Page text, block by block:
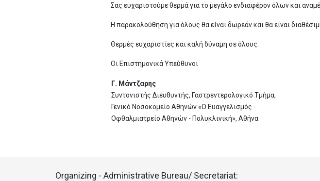
Σας ευχαριστούμε θερμά για το μεγάλο ενδιαφέρον όλων και
Η παρακολούθηση για όλους θα είναι δωρεάν και θα είναι
Θερμές ευχαριστίες και καλή δύναμη σε όλους.
Οι Επιστημονικά Υπεύθυνοι
Γ. Μάντζαρης
Συντονιστής Διευθυντής, Γαστρεντερολογικό Τμήμα,
Γενικό Νοσοκομείο Αθηνών «Ο Ευαγγελισμός -
Οφθαλμιατρείο Αθηνών - Πολυκλινική», Αθήνα
Organizing - Administrative Bureau/ Secretariat: